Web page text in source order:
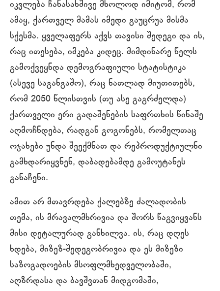
იკვლება ჩანასახშივე მხოლოდ იმიტომ, რომ
ამაყ, ქართველ მამას იმედი გაუცრუა მისმა
სქესმა. ყველაფერს აქვს თავისი შედეგი და ის,
რაც ითესება, იმკება კიდეც. მიმდინარე წელს
გამოქვეყნდა დემოგრაფიული სტატისტიკა
(ასევე საგანგაშო), რაც ნათლად მიუთითებს,
რომ 2050 წლისთვის (თუ ასე გაგრძელდა)
ქართველი ერი გადაშენების საფრთხის წინაშე
აღმოჩნდება, რადგან გოგონებს, რომელთაც
ოჯახები უნდა შეექმნათ და რეპროდუქტიულნი
გამხდარიყვნენ, დაბადებამდე გამოუტანეს
განაჩენი.
ამით არ მთავრდება ქალებზე ძალადობის
თემა, ის მრავალმხრივია და შორს წაგვიყვანს
მისი დეტალურად განხილვა. ის, რაც დღეს
ხდება, მიზეზ-შედეგობრივია და ეს მიზეზი
საზოგადოების მსოფლმხედველობაში,
აღზრდასა და ბავშვთან მიდგომაში,